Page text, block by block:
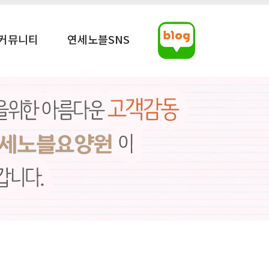
뮤니티 연세노블SNS